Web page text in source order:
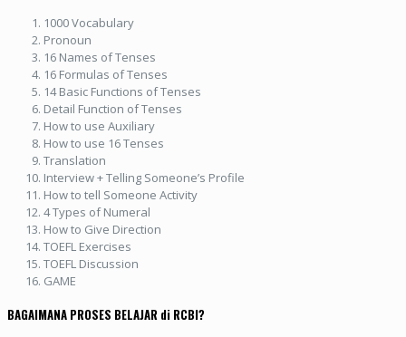
1000 Vocabulary
Pronoun
16 Names of Tenses
16 Formulas of Tenses
14 Basic Functions of Tenses
Detail Function of Tenses
How to use Auxiliary
How to use 16 Tenses
Translation
Interview + Telling Someone’s Profile
How to tell Someone Activity
4 Types of Numeral
How to Give Direction
TOEFL Exercises
TOEFL Discussion
GAME
BAGAIMANA PROSES BELAJAR di RCBI?